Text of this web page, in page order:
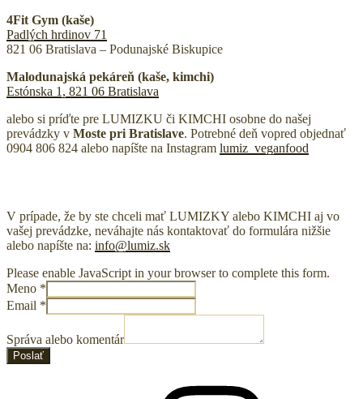
4Fit Gym (kaše)
Padlých hrdinov 71
821 06 Bratislava – Podunajské Biskupice
Malodunajská pekáreň (kaše, kimchi)
Estónska 1, 821 06 Bratislava
alebo si príďte pre LUMIZKU či KIMCHI osobne do našej
prevádzky v Moste pri Bratislave. Potrebné deň vopred objednať
0904 806 824 alebo napíšte na Instagram lumiz_veganfood
V prípade, že by ste chceli mať LUMIZKY alebo KIMCHI aj vo
vašej prevádzke, neváhajte nás kontaktovať do formulára nižšie
alebo napíšte na: info@lumiz.sk
Please enable JavaScript in your browser to complete this form.
Meno *
Email *
Správa alebo komentár
Poslať